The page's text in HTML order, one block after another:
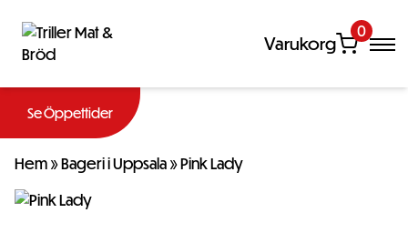
Varukorg
0
Se Öppettider
Hem»Bageri i Uppsala»Pink Lady